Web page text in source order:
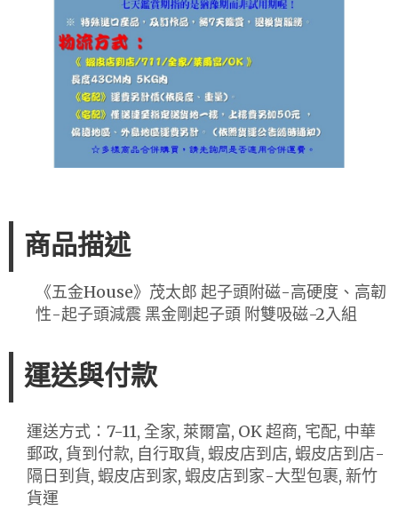
商品描述
《五金House》茂太郎 起子頭附磁-高硬度、高韌
性-起子頭減震 黑金剛起子頭 附雙吸磁-2入組
運送與付款
運送方式：7-11, 全家, 萊爾富, OK 超商, 宅配, 中華
郵政, 貨到付款, 自行取貨, 蝦皮店到店, 蝦皮店到店-
隔日到貨, 蝦皮店到家, 蝦皮店到家-大型包裹, 新竹
貨運